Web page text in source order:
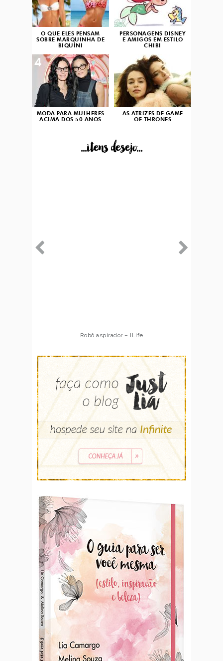
O QUE ELES PENSAM
SOBRE MARQUINHA DE
BIQUÍNI
PERSONAGENS DISNEY
E AMIGOS EM ESTILO
CHIBI
MODA PARA MULHERES
ACIMA DOS 50 ANOS
4
AS ATRIZES DE GAME
OF THRONES
...itens desejo...
Robô aspirador – ILife